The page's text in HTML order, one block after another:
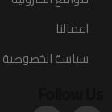
اعمالنا
سياسة الخصوصية